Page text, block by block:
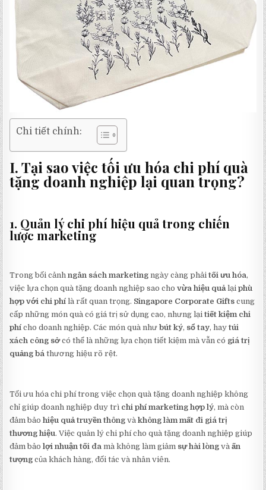
Chi tiết chính:
I. Tại sao việc tối ưu hóa chi phí quà
tặng doanh nghiệp lại quan trọng?
1. Quản lý chi phí hiệu quả trong chiến
lược marketing
Trong bối cảnhngân sách marketing ngày càng phảitối ưu hóa,
việc lựa chọn quà tặng doanh nghiệp sao chovừa hiệu quả lạiphù
hợp với chi phí là rất quan trọng. Singapore Corporate Gifts cung
cấp những món quà có giá trị sử dụng cao, nhưng lạitiết kiệm chi
phí cho doanh nghiệp. Các món quà nhưbút ký, sổ tay, haytúi
xách công sởcó thể là những lựa chọn tiết kiệm mà vẫn có giá trị
quảng bá thương hiệu rõ rệt.
Tối ưu hóa chi phí trong việc chọn quà tặng doanh nghiệp không
chỉ giúp doanh nghiệp duy trì chi phí marketing hợp lý, mà còn
đảm bảohiệu quả truyền thông vàkhông làm mất đi giá trị
thương hiệu. Việc quản lý chi phí cho quà tặng doanh nghiệp giúp
đảm bảolợi nhuận tối đa mà không làm giảm sự hài lòng vàấn
tượng của khách hàng, đối tác và nhân viên.